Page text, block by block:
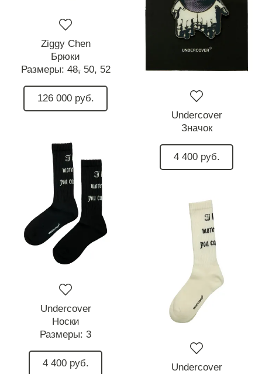
Ziggy Chen
Брюки
Размеры:48, 50, 52
126 000 руб.
Undercover
Значок
4 400 руб.
Undercover
Носки
Размеры: 3
4 400 руб.
Undercover